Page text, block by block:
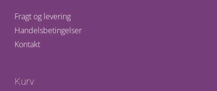
Fragt og levering
Handelsbetingelser
Kontakt
Kurv